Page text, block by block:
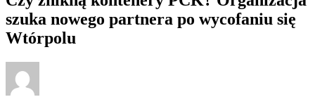
szuka nowego partnera po wycofaniu się
Wtórpolu